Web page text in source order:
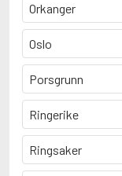
Orkanger
Oslo
Porsgrunn
Ringerike
Ringsaker